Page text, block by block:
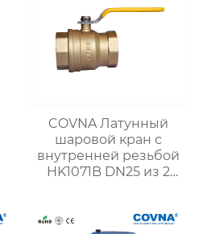
COVNA Латунный
шаровой кран с
внутренней резьбой
HK1071B DN25 из 2